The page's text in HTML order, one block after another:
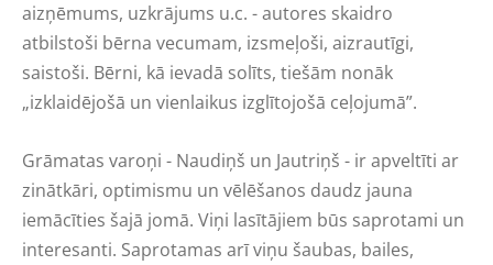
aizņēmums, uzkrājums u.c. - autores skaidro
atbilstoši bērna vecumam, izsmeļoši, aizrautīgi,
saistoši. Bērni, kā ievadā solīts, tiešām nonāk
„izklaidējošā un vienlaikus izglītojošā ceļojumā”.
Grāmatas varoņi - Naudiņš un Jautriņš - ir apveltīti ar
zinātkāri, optimismu un vēlēšanos daudz jauna
iemācīties šajā jomā. Viņi lasītājiem būs saprotami un
interesanti. Saprotamas arī viņu šaubas, bailes,